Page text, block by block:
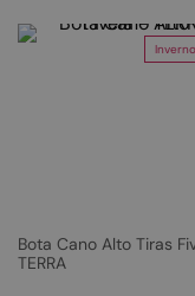
Inverno
Bota Cano Alto Tiras
TERRA